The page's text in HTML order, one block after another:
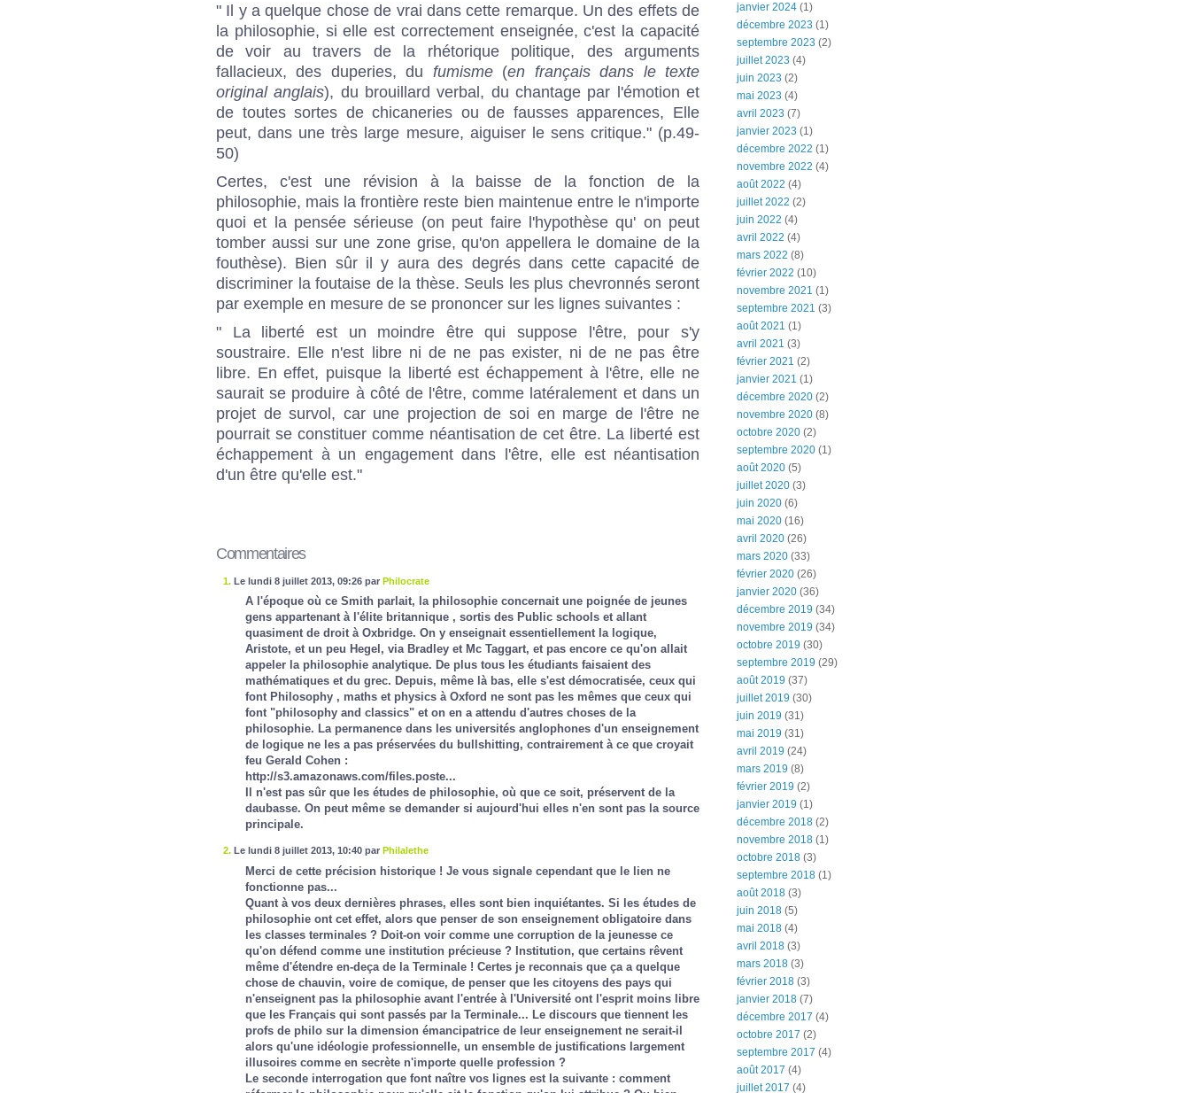
" Il y a quelque chose de vrai dans cette remarque. Un des effets de
la philosophie, si elle est correctement enseignée, c'est la capacité
de voir au travers de la rhétorique politique, des arguments
fallacieux, des duperies, du fumisme(en français dans le texte
original anglais), du brouillard verbal, du chantage par l'émotion et
de toutes sortes de chicaneries ou de fausses apparences, Elle
peut, dans une très large mesure, aiguiser le sens critique." (p.49-
50)
Certes, c'est une révision à la baisse de la fonction de la
philosophie, mais la frontière reste bien maintenue entre le n'importe
quoi et la pensée sérieuse (on peut faire l'hypothèse qu' on peut
tomber aussi sur une zone grise, qu'on appellera le domaine de la
fouthèse). Bien sûr il y aura des degrés dans cette capacité de
discriminer la foutaise de la thèse. Seuls les plus chevronnés seront
par exemple en mesure de se prononcer sur les lignes suivantes :
" La liberté est un moindre être qui suppose l'être, pour s'y
soustraire. Elle n'est libre ni de ne pas exister, ni de ne pas être
libre. En effet, puisque la liberté est échappement à l'être, elle ne
saurait se produire à côté de l'être, comme latéralement et dans un
projet de survol, car une projection de soi en marge de l'être ne
pourrait se constituer comme néantisation de cet être. La liberté est
échappement à un engagement dans l'être, elle est néantisation
d'un être qu'elle est."
Commentaires
1. Le lundi 8 juillet 2013, 09:26 par Philocrate
A l'époque où ce Smith parlait, la philosophie concernait une poignée de jeunes
gens appartenant à l'élite britannique , sortis des Public schools et allant
quasiment de droit à Oxbridge. On y enseignait essentiellement la logique,
Aristote, et un peu Hegel, via Bradley et Mc Taggart, et pas encore ce qu'on allait
appeler la philosophie analytique. De plus tous les étudiants faisaient des
mathématiques et du grec. Depuis, même là bas, elle s'est démocratisée, ceux qui
font Philosophy , maths et physics à Oxford ne sont pas les mêmes que ceux qui
font "philosophy and classics" et on en a attendu d'autres choses de la
philosophie. La permanence dans les universités anglophones d'un enseignement
de logique ne les a pas préservées du bullshitting, contrairement à ce que croyait
feu Gerald Cohen :
http://s3.amazonaws.com/files.poste...
Il n'est pas sûr que les études de philosophie, où que ce soit, préservent de la
daubasse. On peut même se demander si aujourd'hui elles n'en sont pas la source
principale.
2. Le lundi 8 juillet 2013, 10:40 par Philalethe
Merci de cette précision historique ! Je vous signale cependant que le lien ne
fonctionne pas...
Quant à vos deux dernières phrases, elles sont bien inquiétantes. Si les études de
philosophie ont cet effet, alors que penser de son enseignement obligatoire dans
les classes terminales ? Doit-on voir comme une corruption de la jeunesse ce
qu'on défend comme une institution précieuse ? Institution, que certains rêvent
même d'étendre en-deça de la Terminale ! Certes je reconnais que ça a quelque
chose de chauvin, voire de comique, de penser que les citoyens des pays qui
n'enseignent pas la philosophie avant l'entrée à l'Université ont l'esprit moins libre
que les Français qui sont passés par la Terminale... Le discours que tiennent les
profs de philo sur la dimension émancipatrice de leur enseignement ne serait-il
alors qu'une idéologie professionnelle, un ensemble de justifications largement
illusoires comme en secrète n'importe quelle profession ?
Le seconde interrogation que font naître vos lignes est la suivante : comment
janvier 2024 (1)
décembre 2023 (1)
septembre 2023 (2)
juillet 2023 (4)
juin 2023 (2)
mai 2023 (4)
avril 2023 (7)
janvier 2023 (1)
décembre 2022 (1)
novembre 2022 (4)
août 2022 (4)
juillet 2022 (2)
juin 2022 (4)
avril 2022 (4)
mars 2022 (8)
février 2022 (10)
novembre 2021 (1)
septembre 2021 (3)
août 2021 (1)
avril 2021 (3)
février 2021 (2)
janvier 2021 (1)
décembre 2020 (2)
novembre 2020 (8)
octobre 2020 (2)
septembre 2020 (1)
août 2020 (5)
juillet 2020 (3)
juin 2020 (6)
mai 2020 (16)
avril 2020 (26)
mars 2020 (33)
février 2020 (26)
janvier 2020 (36)
décembre 2019 (34)
novembre 2019 (34)
octobre 2019 (30)
septembre 2019 (29)
août 2019 (37)
juillet 2019 (30)
juin 2019 (31)
mai 2019 (31)
avril 2019 (24)
mars 2019 (8)
février 2019 (2)
janvier 2019 (1)
décembre 2018 (2)
novembre 2018 (1)
octobre 2018 (3)
septembre 2018 (1)
août 2018 (3)
juin 2018 (5)
mai 2018 (4)
avril 2018 (3)
mars 2018 (3)
février 2018 (3)
janvier 2018 (7)
décembre 2017 (4)
octobre 2017 (2)
septembre 2017 (4)
août 2017 (4)
juillet 2017 (4)